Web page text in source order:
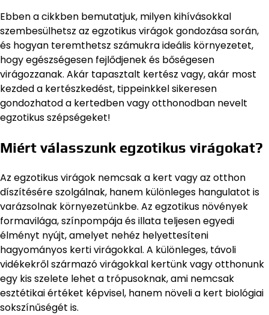
Ebben a cikkben bemutatjuk, milyen kihívásokkal
szembesülhetsz az egzotikus virágok gondozása során,
és hogyan teremthetsz számukra ideális környezetet,
hogy egészségesen fejlődjenek és bőségesen
virágozzanak. Akár tapasztalt kertész vagy, akár most
kezded a kertészkedést, tippeinkkel sikeresen
gondozhatod a kertedben vagy otthonodban nevelt
egzotikus szépségeket!
Miért válasszunk egzotikus virágokat?
Az egzotikus virágok nemcsak a kert vagy az otthon
díszítésére szolgálnak, hanem különleges hangulatot is
varázsolnak környezetünkbe. Az egzotikus növények
formavilága, színpompája és illata teljesen egyedi
élményt nyújt, amelyet nehéz helyettesíteni
hagyományos kerti virágokkal. A különleges, távoli
vidékekről származó virágokkal kertünk vagy otthonunk
egy kis szelete lehet a trópusoknak, ami nemcsak
esztétikai értéket képvisel, hanem növeli a kert biológiai
sokszínűségét is.